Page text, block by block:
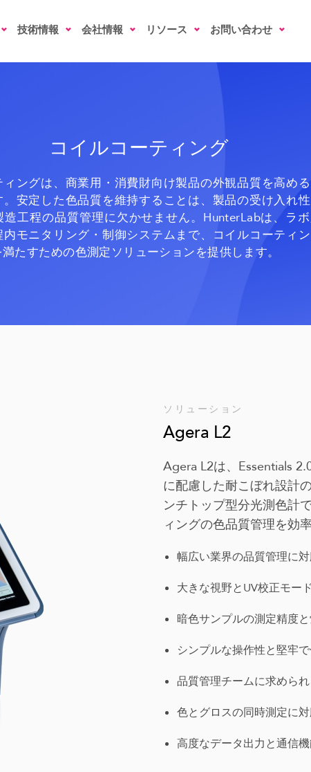
技術情報 会社情報 リソース お問い合わせ
コイルコーティング
ィングは、商業用・消費財向け製品の外観品質を高め
安定した色品質を維持することは、製品の受け入れ
造工程の品質管理に欠かせません。HunterLabは、ラ
モニタリング・制御システムまで、コイルコーティ
たすための色測定ソリューションを提供します。
ソリューション
Agera L2
Agera L2は、Essentials
に配慮した耐こぼれ設計
ンチトップ型分光測色計
ィングの色品質管理を効
幅広い業界の品質管理に
大きな視野とUV校正モー
暗色サンプルの測定精度
シンプルな操作性と堅牢
品質管理チームに求めら
色とグロスの同時測定に
高度なデータ出力と通信